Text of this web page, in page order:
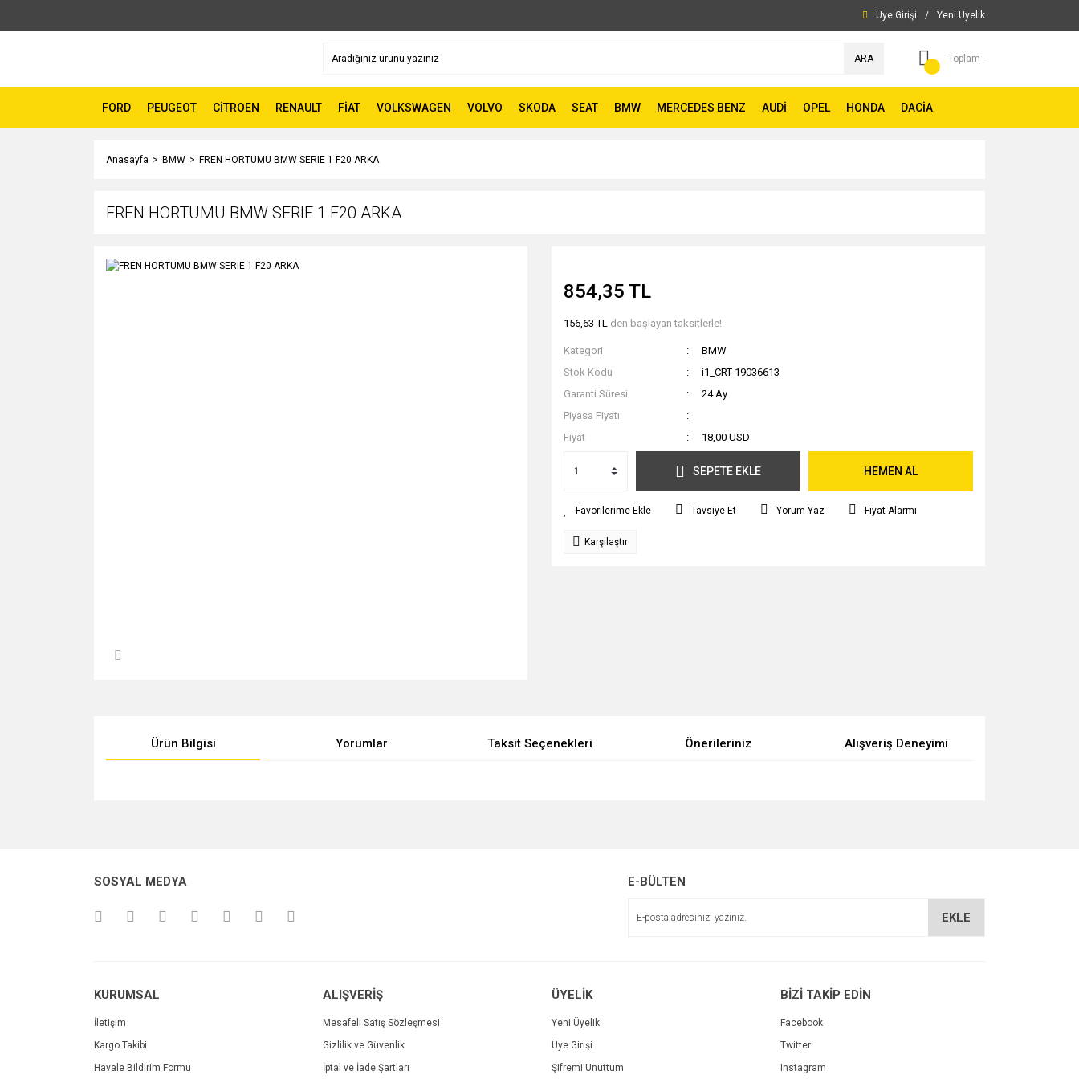
Üye Girişi / Yeni Üyelik
ARA Toplam -
FORD PEUGEOT CİTROEN RENAULT FİAT VOLKSWAGEN VOLVO SKODA SEAT BMW MERCEDES BENZ AUDİ OPEL HONDA DACİA
Anasayfa BMW FREN HORTUMU BMW SERIE 1 F20 ARKA
FREN HORTUMU BMW SERIE 1 F20 ARKA
854,35 TL
156,63 TL den başlayan taksitlerle!
Kategori
BMW
Stok Kodu
i1_CRT-19036613
Garanti Süresi
24 Ay
Piyasa Fiyatı
Fiyat
18,00 USD
SEPETE EKLE HEMEN AL
Tavsiye Et Yorum Yaz Fiyat Alarmı
Karşılaştır
Ürün Bilgisi Yorumlar Taksit Seçenekleri Önerileriniz Alışveriş Deneyimi
Ürün açıklamasında eksik bilgiler bulunuyor.
SOSYAL MEDYA E-BÜLTEN
EKLE
KURUMSAL
İletişim
Kargo Takibi
Havale Bildirim Formu
ALIŞVERİŞ
Mesafeli Satış Sözleşmesi
Gizlilik ve Güvenlik
İptal ve İade Şartları
ÜYELİK
Yeni Üyelik
Üye Girişi
Şifremi Unuttum
BİZİ TAKİP EDİN
Facebook
Twitter
Instagram